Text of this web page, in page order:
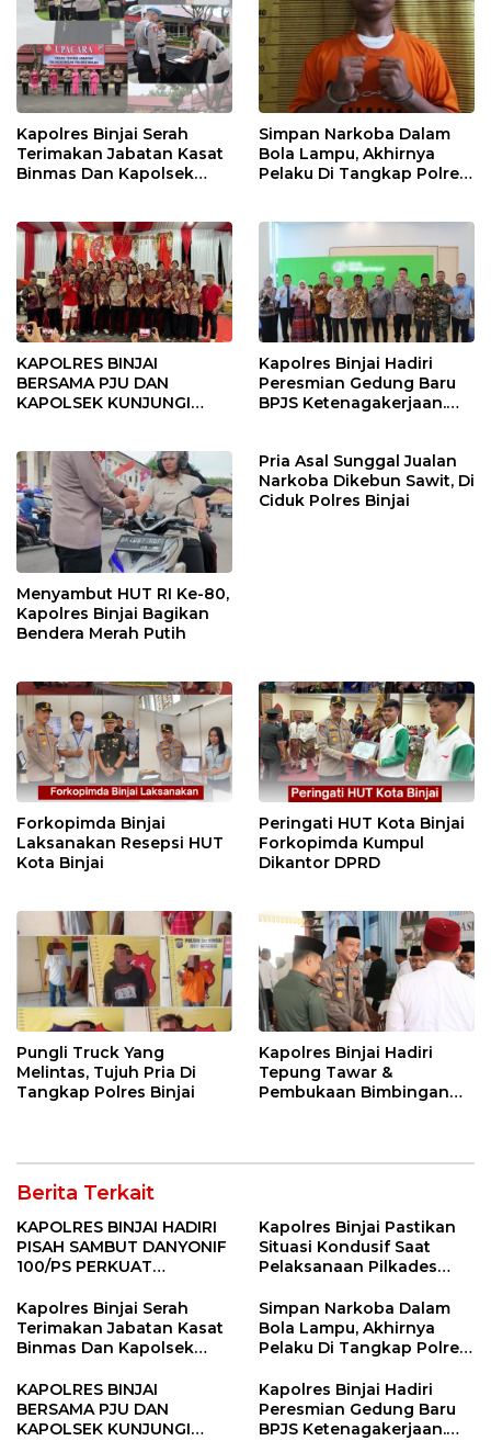
Kapolres Binjai Serah
Terimakan Jabatan Kasat
Binmas Dan Kapolsek
Simpan Narkoba Dalam
Bola Lampu, Akhirnya
Pelaku Di Tangkap Polres
KAPOLRES BINJAI
BERSAMA PJU DAN
KAPOLSEK KUNJUNGI
Kapolres Binjai Hadiri
Peresmian Gedung Baru
BPJS Ketenagakerjaan.
Menyambut HUT RI Ke-80,
Kapolres Binjai Bagikan
Bendera Merah Putih
Pria Asal Sunggal Jualan
Narkoba Dikebun Sawit, Di
Ciduk Polres Binjai
Forkopimda Binjai
Laksanakan Resepsi HUT
Kota Binjai
Peringati HUT Kota Binjai
Forkopimda Kumpul
Dikantor DPRD
Pungli Truck Yang
Melintas, Tujuh Pria Di
Tangkap Polres Binjai
Kapolres Binjai Hadiri
Tepung Tawar &
Pembukaan Bimbingan
Berita Terkait
KAPOLRES BINJAI HADIRI
PISAH SAMBUT DANYONIF
100/PS PERKUAT
Kapolres Binjai Pastikan
Situasi Kondusif Saat
Pelaksanaan Pilkades
Kapolres Binjai Serah
Terimakan Jabatan Kasat
Binmas Dan Kapolsek
Simpan Narkoba Dalam
Bola Lampu, Akhirnya
Pelaku Di Tangkap Polres
KAPOLRES BINJAI
BERSAMA PJU DAN
KAPOLSEK KUNJUNGI
Kapolres Binjai Hadiri
Peresmian Gedung Baru
BPJS Ketenagakerjaan.